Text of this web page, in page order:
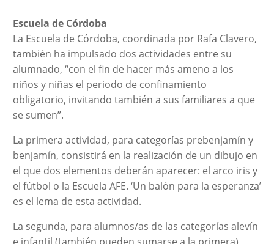
Escuela de Córdoba
La Escuela de Córdoba, coordinada por Rafa Clavero,
también ha impulsado dos actividades entre su
alumnado, “con el fin de hacer más ameno a los
niños y niñas el periodo de confinamiento
obligatorio, invitando también a sus familiares a que
se sumen”.
La primera actividad, para categorías prebenjamín y
benjamín, consistirá en la realización de un dibujo en
el que dos elementos deberán aparecer: el arco iris y
el fútbol o la Escuela AFE. ‘Un balón para la esperanza’
es el lema de esta actividad.
La segunda, para alumnos/as de las categorías alevín